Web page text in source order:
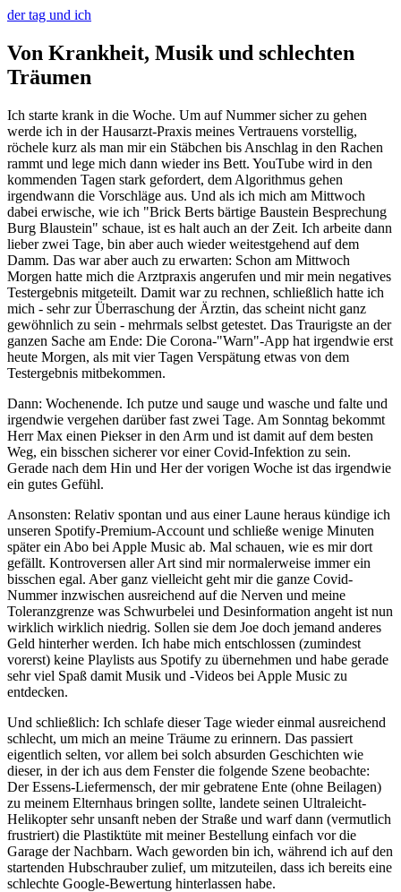
der tag und ich
Von Krankheit, Musik und schlechten
Träumen
Ich starte krank in die Woche. Um auf Nummer sicher zu gehen
werde ich in der Hausarzt-Praxis meines Vertrauens vorstellig,
röchele kurz als man mir ein Stäbchen bis Anschlag in den Rachen
rammt und lege mich dann wieder ins Bett. YouTube wird in den
kommenden Tagen stark gefordert, dem Algorithmus gehen
irgendwann die Vorschläge aus. Und als ich mich am Mittwoch
dabei erwische, wie ich "Brick Berts bärtige Baustein Besprechung
Burg Blaustein" schaue, ist es halt auch an der Zeit. Ich arbeite dann
lieber zwei Tage, bin aber auch wieder weitestgehend auf dem
Damm. Das war aber auch zu erwarten: Schon am Mittwoch
Morgen hatte mich die Arztpraxis angerufen und mir mein negatives
Testergebnis mitgeteilt. Damit war zu rechnen, schließlich hatte ich
mich - sehr zur Überraschung der Ärztin, das scheint nicht ganz
gewöhnlich zu sein - mehrmals selbst getestet. Das Traurigste an der
ganzen Sache am Ende: Die Corona-"Warn"-App hat irgendwie erst
heute Morgen, als mit vier Tagen Verspätung etwas von dem
Testergebnis mitbekommen.
Dann: Wochenende. Ich putze und sauge und wasche und falte und
irgendwie vergehen darüber fast zwei Tage. Am Sonntag bekommt
Herr Max einen Piekser in den Arm und ist damit auf dem besten
Weg, ein bisschen sicherer vor einer Covid-Infektion zu sein.
Gerade nach dem Hin und Her der vorigen Woche ist das irgendwie
ein gutes Gefühl.
Ansonsten: Relativ spontan und aus einer Laune heraus kündige ich
unseren Spotify-Premium-Account und schließe wenige Minuten
später ein Abo bei Apple Music ab. Mal schauen, wie es mir dort
gefällt. Kontroversen aller Art sind mir normalerweise immer ein
bisschen egal. Aber ganz vielleicht geht mir die ganze Covid-
Nummer inzwischen ausreichend auf die Nerven und meine
Toleranzgrenze was Schwurbelei und Desinformation angeht ist nun
wirklich wirklich niedrig. Sollen sie dem Joe doch jemand anderes
Geld hinterher werden. Ich habe mich entschlossen (zumindest
vorerst) keine Playlists aus Spotify zu übernehmen und habe gerade
sehr viel Spaß damit Musik und -Videos bei Apple Music zu
entdecken.
Und schließlich: Ich schlafe dieser Tage wieder einmal ausreichend
schlecht, um mich an meine Träume zu erinnern. Das passiert
eigentlich selten, vor allem bei solch absurden Geschichten wie
dieser, in der ich aus dem Fenster die folgende Szene beobachte:
Der Essens-Liefermensch, der mir gebratene Ente (ohne Beilagen)
zu meinem Elternhaus bringen sollte, landete seinen Ultraleicht-
Helikopter sehr unsanft neben der Straße und warf dann (vermutlich
frustriert) die Plastiktüte mit meiner Bestellung einfach vor die
Garage der Nachbarn. Wach geworden bin ich, während ich auf den
startenden Hubschrauber zulief, um mitzuteilen, dass ich bereits eine
schlechte Google-Bewertung hinterlassen habe.